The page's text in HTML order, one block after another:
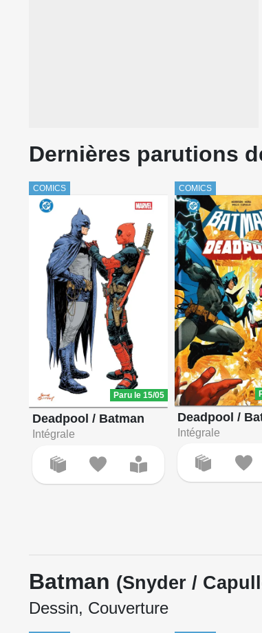
Dernières parutions
COMICS
Paru le 15/05
Deadpool / Batman
Intégrale
COMICS
Deadpool /
Intégrale
Batman (Snyder /
Dessin, Couverture